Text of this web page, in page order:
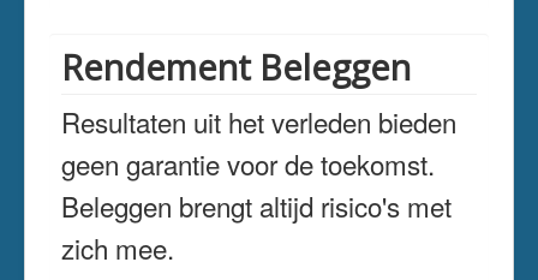
Rendement Beleggen
Resultaten uit het verleden bieden
geen garantie voor de toekomst.
Beleggen brengt altijd risico's met
zich mee.